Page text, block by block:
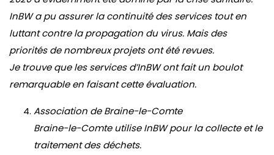
InBW a pu assurer la continuité des services tout en
luttant contre la propagation du virus. Mais des
priorités de nombreux projets ont été revues.
Je trouve que les services d’InBW ont fait un boulot
remarquable en faisant cette évaluation.
Association de Braine-le-Comte
Braine-le-Comte utilise InBW pour la collecte et le
traitement des déchets.